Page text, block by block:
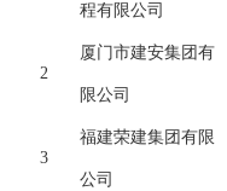
程有限公司
2
厦门市建安集团有
限公司
3
福建荣建集团有限
公司